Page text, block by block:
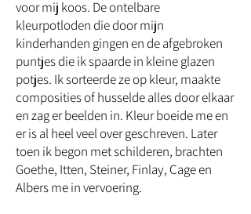
voor mij koos. De ontelbare
kleurpotloden die door mijn
kinderhanden gingen en de afgebroken
puntjes die ik spaarde in kleine glazen
potjes. Ik sorteerde ze op kleur, maakte
composities of husselde alles door elkaar
en zag er beelden in. Kleur boeide me en
er is al heel veel over geschreven. Later
toen ik begon met schilderen, brachten
Goethe, Itten, Steiner, Finlay, Cage en
Albers me in vervoering.